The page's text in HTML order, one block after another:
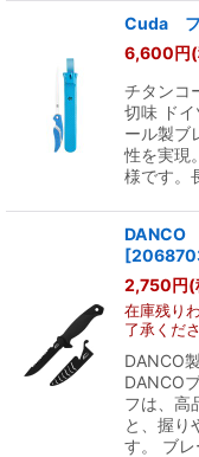
Cuda フ
6,600円
チタンコ
切味 ド
ール製ブ
性を実現
様です。
DANCO
[
2,750円(
在庫残り
了承くださ
DANCO
DANCO
フは、高
と、握り
す。 ブ